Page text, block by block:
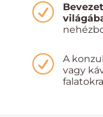
R
R
A
vagy